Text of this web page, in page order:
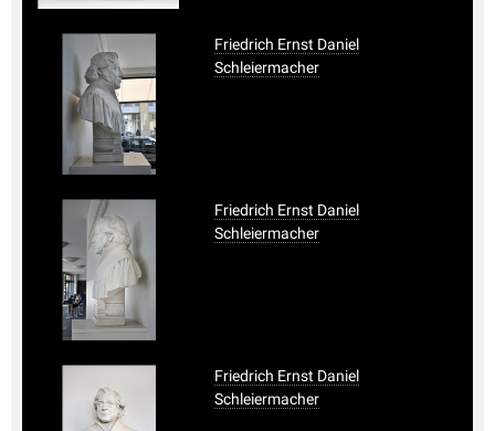
Friedrich Ernst Daniel
Schleiermacher
Friedrich Ernst Daniel
Schleiermacher
Friedrich Ernst Daniel
Schleiermacher